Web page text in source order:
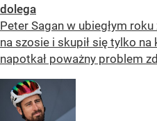
dolega
Peter Sagan w ubiegłym
na szosie i skupił się tylko
napotkał poważny problem